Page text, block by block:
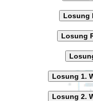
Losung
Losung
Losung 1.
Losung 2.